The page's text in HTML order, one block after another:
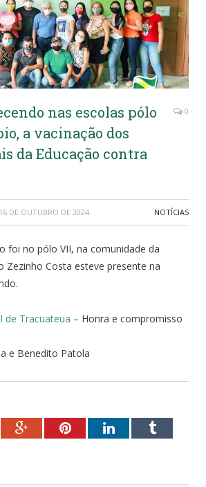
nas escolas pólo
a vacinação dos
da Educação contra
0
16 DE OUTUBRO DE 2024 NOTÍCIAS
foi no pólo VII, na comunidade da
Zezinho Costa esteve presente na
de Tracuateua – Honra e compromisso
e Benedito Patola
Google+PinterestLinkedInTumblr